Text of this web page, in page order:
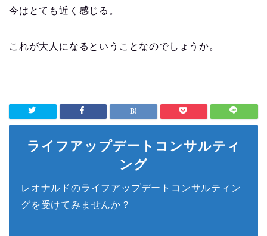
今はとても近く感じる。
これが大人になるということなのでしょうか。
ライフアップデートコンサルティ
ング
レオナルドのライフアップデートコンサルティン
グを受けてみませんか？